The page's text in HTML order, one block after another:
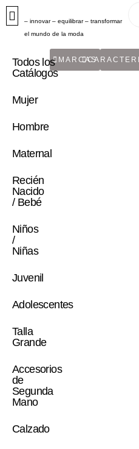
– innovar – equilibrar – transformar
el mundo de la moda
Todos los
Catálogos
Mujer
Hombre
Maternal
Recién
Nacido
/ Bebé
Niños
/
Niñas
Juvenil
Adolescentes
Talla
Grande
Accesorios
de
Segunda
Mano
Calzado
MARCAS